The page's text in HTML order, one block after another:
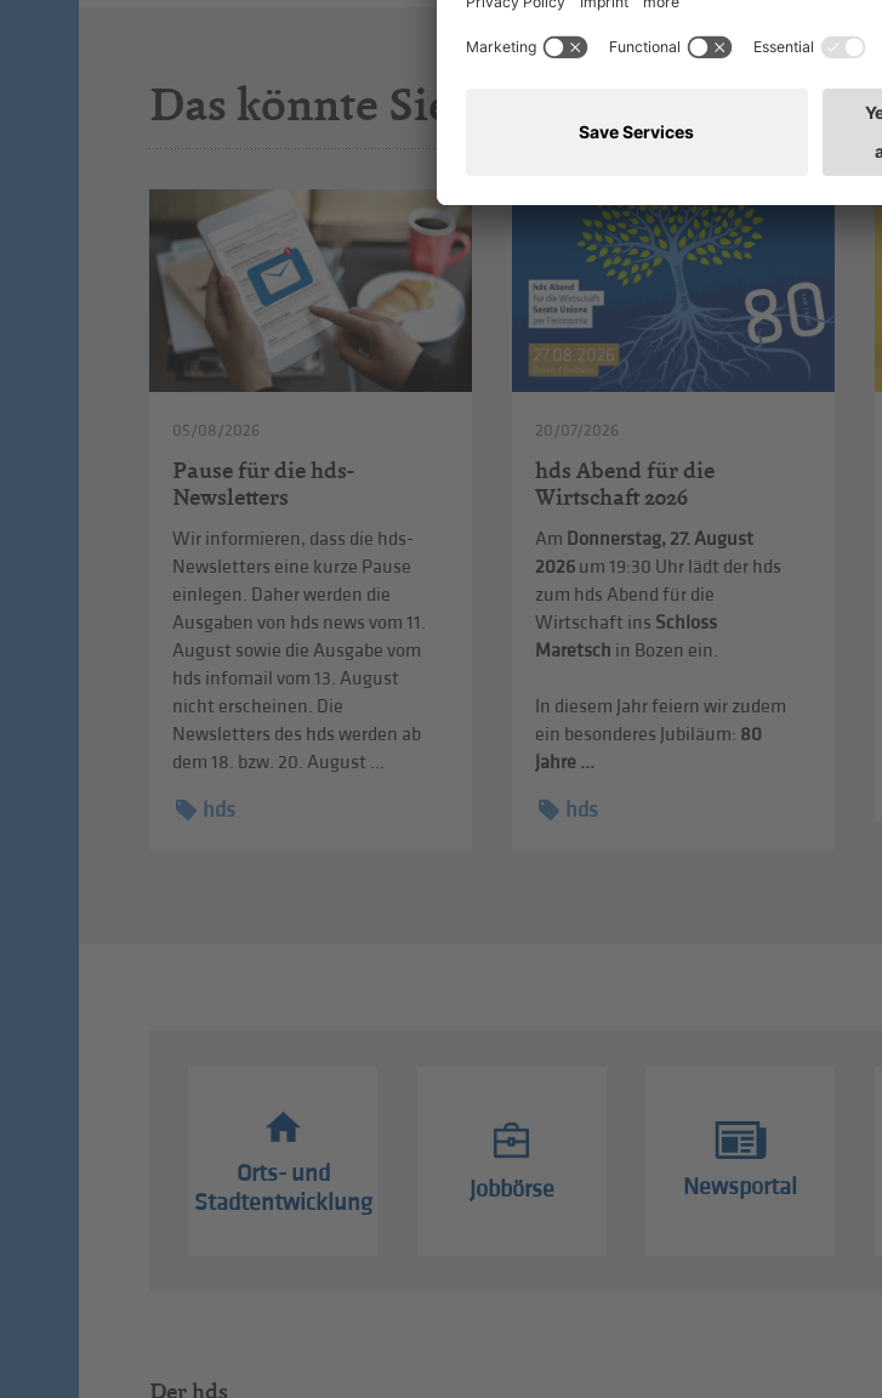
Das könnte Sie auch interessieren
05/08/2026
Pause für die hds-
Newsletters
Wir informieren, dass die hds-
Newsletters eine kurze Pause
einlegen. Daher werden die
Ausgaben von hds news vom 11.
August sowie die Ausgabe vom
hds infomail vom 13. August
nicht erscheinen. Die
Newsletters des hds werden ab
dem 18. bzw. 20. August ...
hds
20/07/2026
hds Abend für die
Wirtschaft 2026
Am Donnerstag, 27. August
2026 um 19:30 Uhr lädt der hds
zum hds Abend für die
Wirtschaft ins Schloss
Maretsch in Bozen ein.
In diesem Jahr feiern wir zudem
ein besonderes Jubiläum: 80
Jahre ...
hds
Orts- und
Stadtentwicklung
Jobbörse Newsportal
Der hds